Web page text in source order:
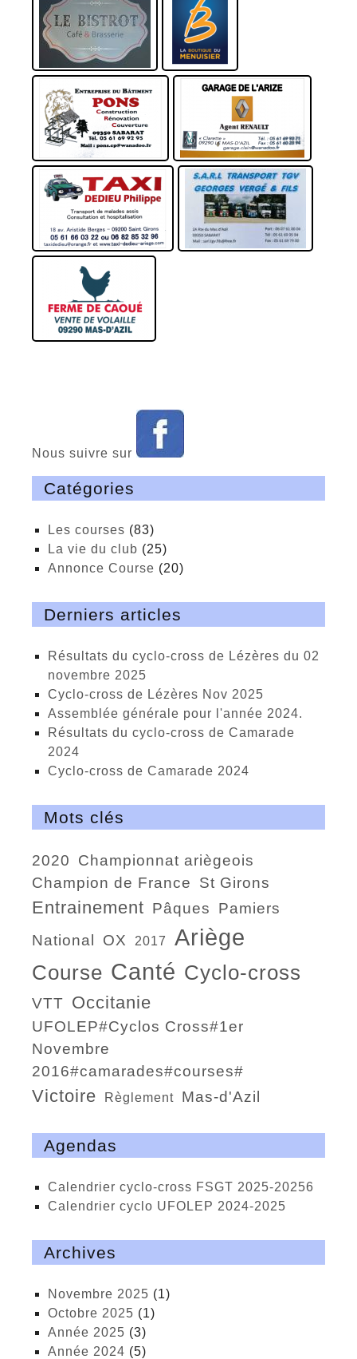
Nous suivre sur
Catégories
Les courses (83)
La vie du club (25)
Annonce Course (20)
Derniers articles
Résultats du cyclo-cross de Lézères du 02
novembre 2025
cyclo-cross de Lézères Nov 2025
Assemblée générale pour l'année 2024.
Résultats du cyclo-cross de Camarade
2024
Cyclo-cross de Camarade 2024
Mots clés
2020
championnat ariègeois
Champion de France
St Girons
entrainement Pâques
Pamiers
national
OX 2017 Ariège
course Canté Cyclo-cross
VTT Occitanie
UFOLEP#Cyclos Cross#1er
Novembre
2016#camarades#courses#
victoire règlement Mas-d'Azil
Agendas
calendrier cyclo-cross FSGT 2025-20256
calendrier cyclo UFOLEP 2024-2025
Archives
novembre 2025 (1)
octobre 2025 (1)
année 2025 (3)
année 2024 (5)